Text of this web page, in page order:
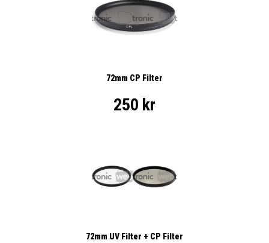
72mm CP Filter
250 kr
72mm UV Filter + CP Filter